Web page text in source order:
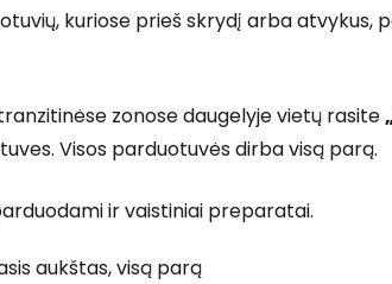
kuriose prieš skrydį arba atvykus,
zonose daugelyje vietų rasite
Visos parduotuvės dirba visą parą.
ir vaistiniai preparatai.
aukštas, visą parą